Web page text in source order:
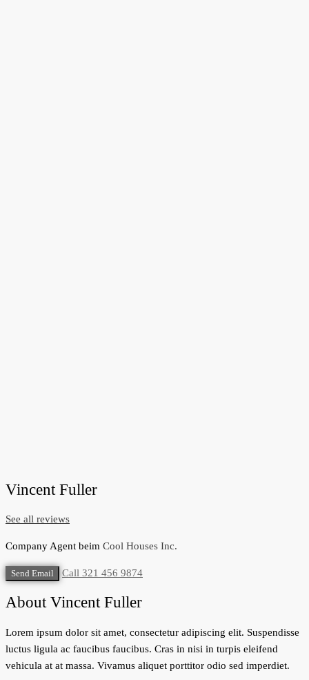
Vincent Fuller
See all reviews
Company Agent beim Cool Houses Inc.
Send Email Call 321 456 9874
About Vincent Fuller
Lorem ipsum dolor sit amet, consectetur adipiscing elit. Suspendisse
luctus ligula ac faucibus faucibus. Cras in nisi in turpis eleifend
vehicula at at massa. Vivamus aliquet porttitor odio sed imperdiet.